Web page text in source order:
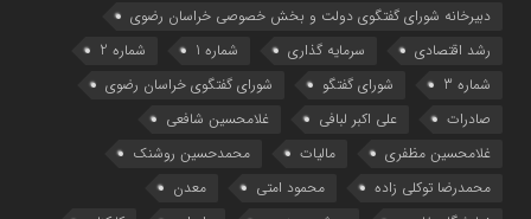
دبیرخانه شورای گفتگوی دولت و بخش خصوصی خراسان رضوی
رشد اقتصادی
سرمایه گذاری شماره 1
شماره 2
شماره 3
شورای گفتگو
شورای گفتگوی خراسان رضوی
صادرات
علی اکبر لبافی
غلامحسین شافعی
غلامحسین مظفری
مالیات
محمدحسین روشنک
محمدرضا توکلی زاده
محمود امتی
معدن